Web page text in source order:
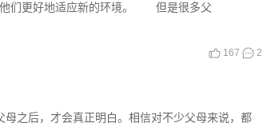
他们更好地适应新的环境。 但是很多父
167 2
之后，才会真正明白。相信对不少父母来说，都